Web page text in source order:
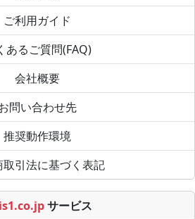
ご利用ガイド
あるご質問(FAQ)
会社概要
問い合わせ先
推奨動作環境
取引法に基づく表記
サービス